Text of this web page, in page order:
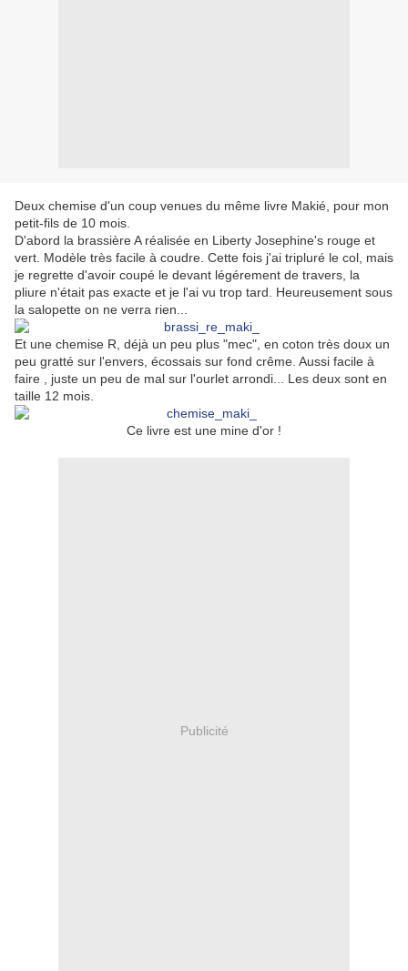
Deux chemise d'un coup venues du même livre Makié, pour mon
petit-fils de 10 mois.
D'abord la brassière A réalisée en Liberty Josephine's rouge et
vert. Modèle très facile à coudre. Cette fois j'ai tripluré le col, mais
je regrette d'avoir coupé le devant légérement de travers, la
pliure n'était pas exacte et je l'ai vu trop tard. Heureusement sous
la salopette on ne verra rien...
Et une chemise R, déjà un peu plus "mec", en coton très doux un
peu gratté sur l'envers, écossais sur fond crême. Aussi facile à
faire , juste un peu de mal sur l'ourlet arrondi... Les deux sont en
taille 12 mois.
Ce livre est une mine d'or !
Publicité